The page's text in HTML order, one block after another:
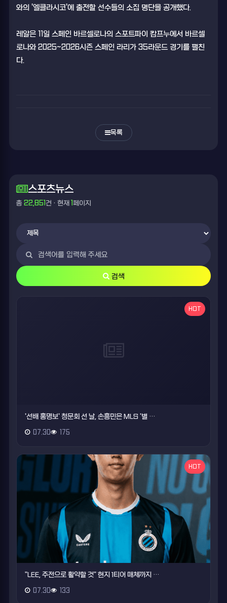
와의 '엘클라시코'에 출전할 선수들의 소집 명단을 공개했다.
레알은 11일 스페인 바르셀로나의 스포트파이 캄프누에서 바르셀
로나와 2025~2026시즌 스페인 라리가 35라운드 경기를 펼친
다.
목록
스포츠뉴스
총 22,851건 · 현재 1 페이지
검색
HOT
'선배 홍명보' 청문회 선 날, 손흥민은 MLS '별 …
07.30 175
HOT
"LEE, 주전으로 활약할 것" 현지 1티어 매체까지 …
07.30 133